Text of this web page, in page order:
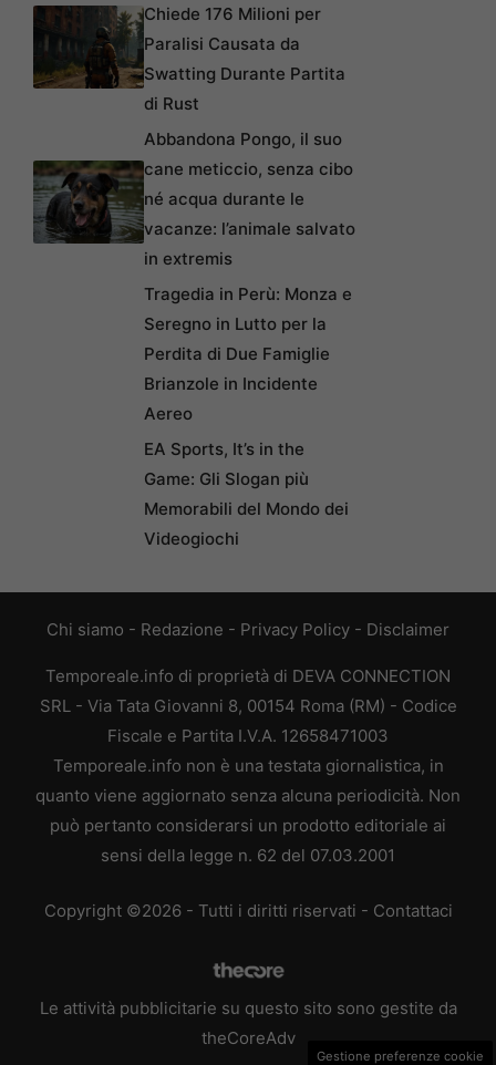
Chiede 176 Milioni per
Paralisi Causata da
Swatting Durante Partita
di Rust
Abbandona Pongo, il suo
cane meticcio, senza cibo
né acqua durante le
vacanze: l’animale salvato
in extremis
Tragedia in Perù: Monza e
Seregno in Lutto per la
Perdita di Due Famiglie
Brianzole in Incidente
Aereo
EA Sports, It’s in the
Game: Gli Slogan più
Memorabili del Mondo dei
Videogiochi
Chi siamo - Redazione - Privacy Policy - Disclaimer
Temporeale.info di proprietà di DEVA CONNECTION
SRL - Via Tata Giovanni 8, 00154 Roma (RM) - Codice
Fiscale e Partita I.V.A. 12658471003
Temporeale.info non è una testata giornalistica, in
quanto viene aggiornato senza alcuna periodicità. Non
può pertanto considerarsi un prodotto editoriale ai
sensi della legge n. 62 del 07.03.2001
Copyright ©2026 - Tutti i diritti riservati - Contattaci
Le attività pubblicitarie su questo sito sono gestite da
theCoreAdv
Gestione preferenze cookie